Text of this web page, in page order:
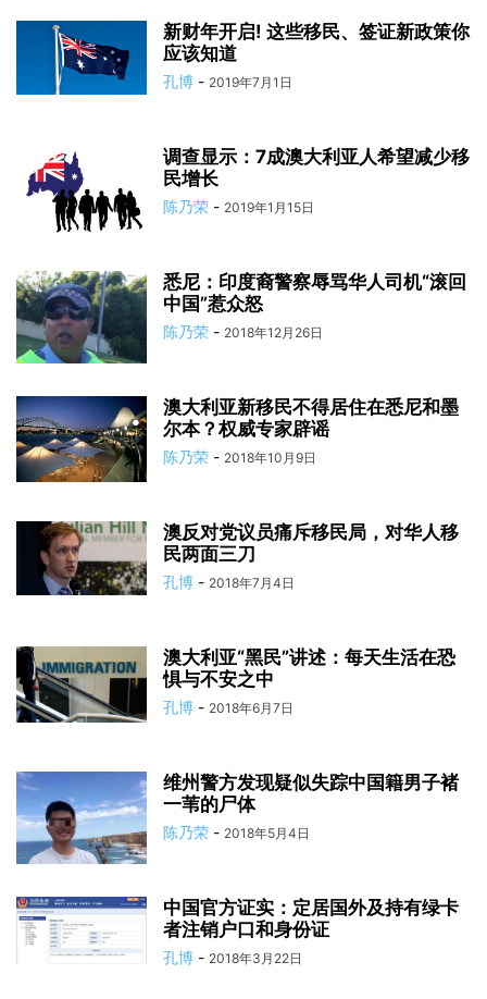
新财年开启! 这些移民、签证新政策你
应该知道
孔博 - 2019年7月1日
调查显示：7成澳大利亚人希望减少移
民增长
陈乃荣 - 2019年1月15日
悉尼：印度裔警察辱骂华人司机“滚回
中国”惹众怒
陈乃荣 - 2018年12月26日
澳大利亚新移民不得居住在悉尼和墨
尔本？权威专家辟谣
陈乃荣 - 2018年10月9日
澳反对党议员痛斥移民局，对华人移
民两面三刀
孔博 - 2018年7月4日
澳大利亚“黑民”讲述：每天生活在恐
惧与不安之中
孔博 - 2018年6月7日
维州警方发现疑似失踪中国籍男子褚
一苇的尸体
陈乃荣 - 2018年5月4日
中国官方证实：定居国外及持有绿卡
者注销户口和身份证
孔博 - 2018年3月22日